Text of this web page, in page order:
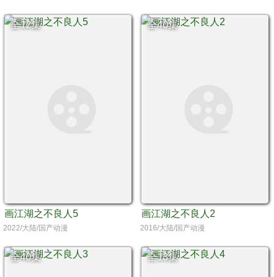
全12集
画江湖之不良人5
2022/大陆/国产动漫
全40集
画江湖之不良人2
2016/大陆/国产动漫
全40集 全13集